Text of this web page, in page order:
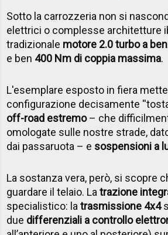
Sotto la carrozzeria non si
elettrici o complesse architetture
tradizionale motore 2.0 turbo a
e ben 400 Nm di coppia massima.
L'esemplare esposto in fiera
configurazione decisamente
off-road estremo– che
omologate sulle nostre strade,
dai passaruota – e sospensioni a
La sostanza vera, però, si scopre
guardare il telaio. Latrazione
specialistico: latrasmissione 4x4
due differenziali a controllo